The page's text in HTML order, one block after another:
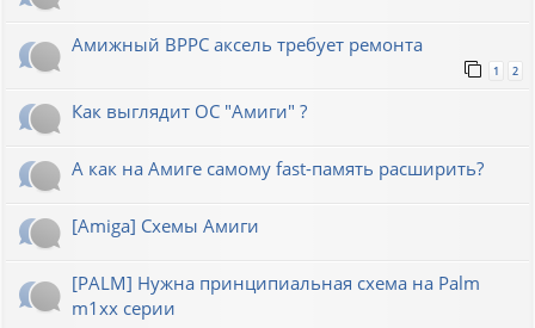
Амижный BPPC аксель требует ремонта
1 2
Как выглядит ОС "Амиги" ?
А как на Амиге самому fast-память расширить?
[Amiga] Схемы Амиги
[PALM] Нужна принципиальная схема на Palm
m1xx серии